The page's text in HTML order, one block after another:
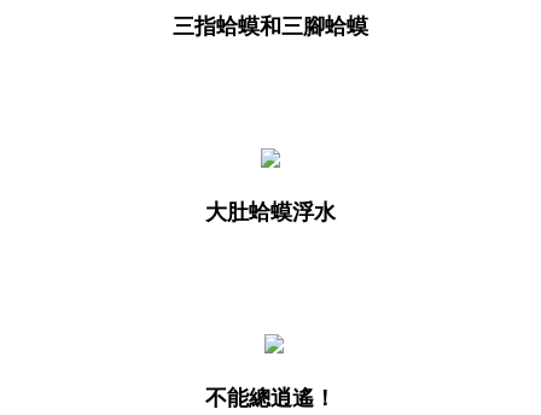
三指蛤蟆和三腳蛤蟆
大肚蛤蟆浮水
不能總逍遙！